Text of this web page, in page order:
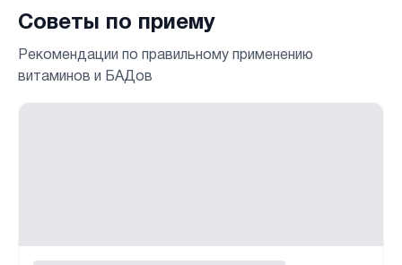
Советы по приему
Рекомендации по правильному применению
витаминов и БАДов